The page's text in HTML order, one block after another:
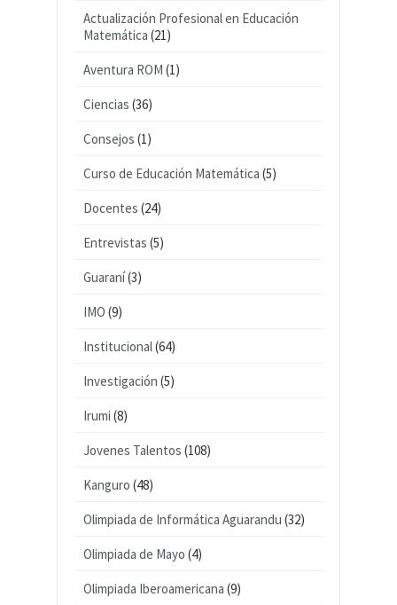
Actualización Profesional en Educación
Matemática (21)
Aventura ROM (1)
Ciencias (36)
Consejos (1)
Curso de Educación Matemática (5)
Docentes (24)
Entrevistas (5)
Guaraní(3)
IMO (9)
Institucional(64)
Investigación (5)
Irumi (8)
Jovenes Talentos (108)
Kanguro (48)
Olimpiada de Informática Aguarandu (32)
Olimpiada de Mayo (4)
Olimpiada Iberoamericana (9)